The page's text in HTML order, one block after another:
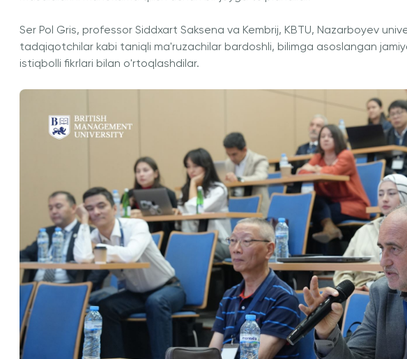
Ser Pol Gris, professor Siddxart Saksena va Kembrij, KBTU, Nazarboyev
tadqiqotchilar kabi taniqli ma'ruzachilar bardoshli, bilimga asoslangan
istiqbolli fikrlari bilan o'rtoqlashdilar.